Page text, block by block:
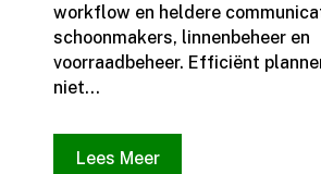
workflow en heldere
schoonmakers, linnenbeheer en
voorraadbeheer.​ Efficiënt
niet...
Lees Meer